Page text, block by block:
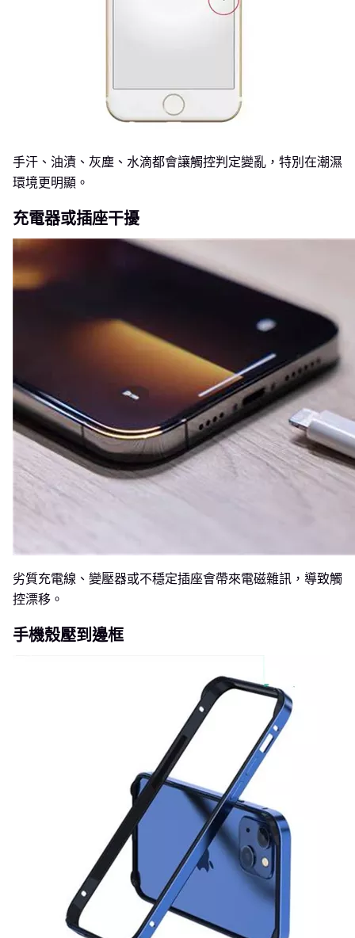
手汗、油漬、灰塵、水滴都會讓觸控判定變亂，特別在潮濕
環境更明顯。
充電器或插座干擾
劣質充電線、變壓器或不穩定插座會帶來電磁雜訊，導致觸
控漂移。
手機殼壓到邊框